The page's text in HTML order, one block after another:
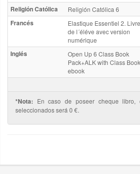
Religión Católica Religión Católica 6
Francés
Elastique Essentiel 2. Livre
de l´éléve avec version
numérique
Inglés
Open Up 6 Class Book
Pack+ALK with Class Book
ebook
*Nota: En caso de poseer cheque
seleccionados será 0 €.